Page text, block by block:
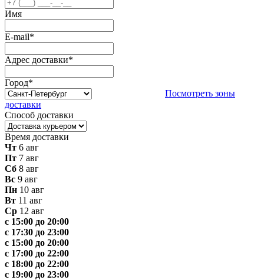
Имя
E-mail*
Адрес доставки*
Город*
Посмотреть зоны
доставки
Способ доставки
Время доставки
Чт 6 авг
Пт 7 авг
Сб 8 авг
Вс 9 авг
Пн 10 авг
Вт 11 авг
Ср 12 авг
с 15:00 до 20:00
с 17:30 до 23:00
с 15:00 до 20:00
с 17:00 до 22:00
с 18:00 до 22:00
с 19:00 до 23:00